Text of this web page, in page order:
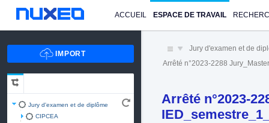
ACCUEIL ESPACE DE TRAVAIL
Jury d'examen et de diplôme
CIPCEA
Jury d'examen et de
Arrêté n°2023-2288
Arrêté n°2023-